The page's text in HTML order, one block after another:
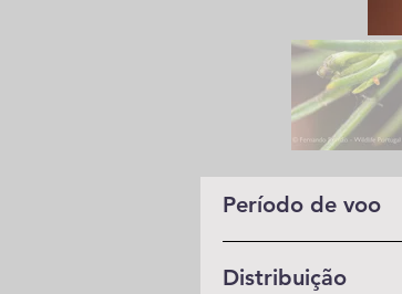
Período de voo
Distribuição